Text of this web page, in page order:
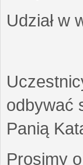
Udział w
odbywać
Panią
Prosimy